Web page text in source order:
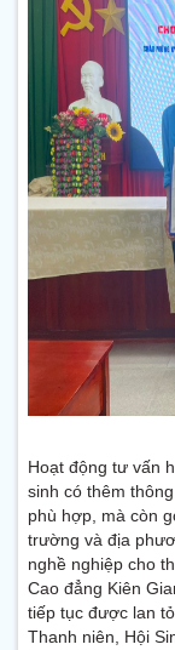
Hoạt động tư vấn
sinh có thêm
phù hợp, mà còn
trường và địa
nghề nghiệp cho
Cao đẳng Kiên
tiếp tục được lan
Thanh niên, Hội